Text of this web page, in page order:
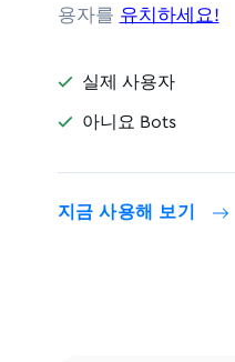
용자를 유치하세요!
 실제 사용자
 아니요 Bots
지금 사용해 보기